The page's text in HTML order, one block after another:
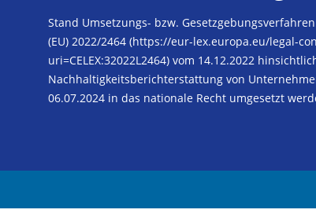
Stand Umsetzungs- bzw.
(EU) 2022/2464 (https://eur-lex.europa.eu/legal-
uri=CELEX:32022L2464) vom 14.12.2022
Nachhaltigkeitsberichterstattung von
06.07.2024 in das nationale Recht umgesetzt